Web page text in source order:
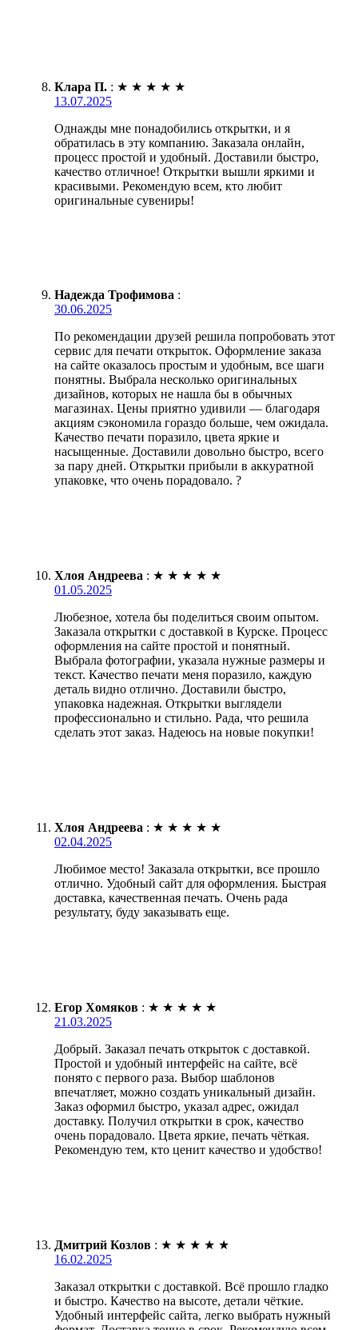
Клара П. : ★ ★ ★ ★ ★
13.07.2025
Однажды мне понадобились открытки, и я
обратилась в эту компанию. Заказала онлайн,
процесс простой и удобный. Доставили быстро,
качество отличное! Открытки вышли яркими и
красивыми. Рекомендую всем, кто любит
оригинальные сувениры!
Надежда Трофимова :
30.06.2025
По рекомендации друзей решила попробовать этот
сервис для печати открыток. Оформление заказа
на сайте оказалось простым и удобным, все шаги
понятны. Выбрала несколько оригинальных
дизайнов, которых не нашла бы в обычных
магазинах. Цены приятно удивили — благодаря
акциям сэкономила гораздо больше, чем ожидала.
Качество печати поразило, цвета яркие и
насыщенные. Доставили довольно быстро, всего
за пару дней. Открытки прибыли в аккуратной
упаковке, что очень порадовало. ?
Хлоя Андреева : ★ ★ ★ ★ ★
01.05.2025
Любезное, хотела бы поделиться своим опытом.
Заказала открытки с доставкой в Курске. Процесс
оформления на сайте простой и понятный.
Выбрала фотографии, указала нужные размеры и
текст. Качество печати меня поразило, каждую
деталь видно отлично. Доставили быстро,
упаковка надежная. Открытки выглядели
профессионально и стильно. Рада, что решила
сделать этот заказ. Надеюсь на новые покупки!
Хлоя Андреева : ★ ★ ★ ★ ★
02.04.2025
Любимое место! Заказала открытки, все прошло
отлично. Удобный сайт для оформления. Быстрая
доставка, качественная печать. Очень рада
результату, буду заказывать еще.
Егор Хомяков : ★ ★ ★ ★ ★
21.03.2025
Добрый. Заказал печать открыток с доставкой.
Простой и удобный интерфейс на сайте, всё
понято с первого раза. Выбор шаблонов
впечатляет, можно создать уникальный дизайн.
Заказ оформил быстро, указал адрес, ожидал
доставку. Получил открытки в срок, качество
очень порадовало. Цвета яркие, печать чёткая.
Рекомендую тем, кто ценит качество и удобство!
Дмитрий Козлов : ★ ★ ★ ★ ★
16.02.2025
Заказал открытки с доставкой. Всё прошло гладко
и быстро. Качество на высоте, детали чёткие.
Удобный интерфейс сайта, легко выбрать нужный